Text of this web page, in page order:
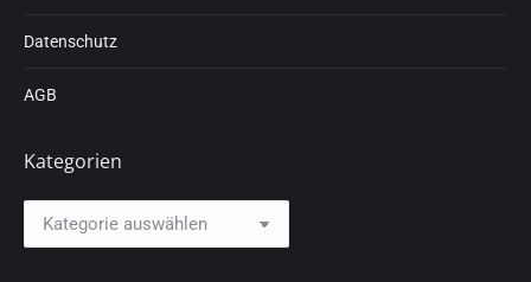
Datenschutz
AGB
Kategorien
Kategorien